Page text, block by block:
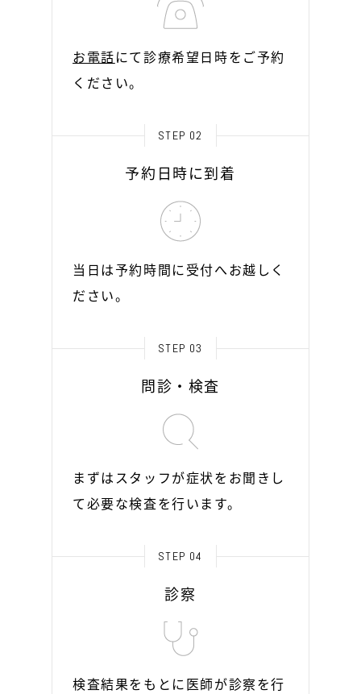
お電話にて診療希望日時をご予約
ください。
STEP 02
予約日時に到着
当日は予約時間に受付へお越しく
ださい。
STEP 03
問診・検査
まずはスタッフが症状をお聞きし
て必要な検査を行います。
STEP 04
診察
検査結果をもとに医師が診察を行